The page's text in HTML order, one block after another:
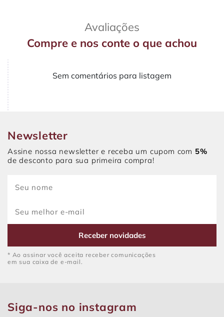
Avaliações
Compre e nos conte o que achou
Sem comentários para listagem
Newsletter
Assine nossa newsletter e receba um cupom com 5%
de desconto para sua primeira compra!
Receber novidades
* Ao assinar você aceita receber comunicações
em sua caixa de e-mail.
Siga-nos no instagram